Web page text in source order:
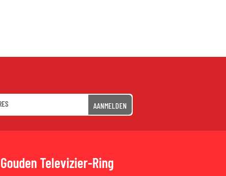
AANMELDEN
Gouden Televizier-Ring